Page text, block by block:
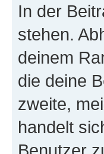
In der
stehen.
deinem
die deine
zweite,
handelt
Benutzer